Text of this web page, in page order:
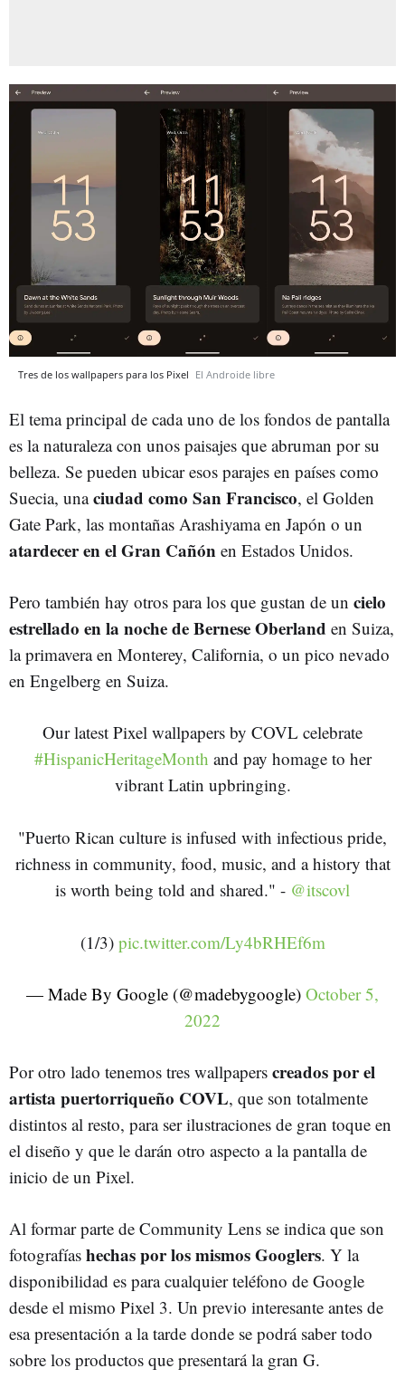
Tres de los wallpapers para los Pixel El Androide libre
El tema principal de cada uno de los fondos de pantalla
es la naturaleza con unos paisajes que abruman por su
belleza. Se pueden ubicar esos parajes en países como
Suecia, unaciudad como San Francisco, el Golden
Gate Park, las montañas Arashiyama en Japón o un
atardecer en el Gran Cañón en Estados Unidos.
Pero también hay otros para los que gustan de un cielo
estrellado en la noche de Bernese Oberland en Suiza,
la primavera en Monterey, California, o un pico nevado
en Engelberg en Suiza.
Our latest Pixel wallpapers by COVL celebrate
#HispanicHeritageMonth and pay homage to her
vibrant Latin upbringing.
"Puerto Rican culture is infused with infectious pride,
richness in community, food, music, and a history that
is worth being told and shared." - @itscovl
(1/3) pic.twitter.com/Ly4bRHEf6m
— Made By Google (@madebygoogle) October 5,
2022
Por otro lado tenemos tres wallpapers creados por el
artista puertorriqueño COVL, que son totalmente
distintos al resto, para ser ilustraciones de gran toque en
el diseño y que le darán otro aspecto a la pantalla de
inicio de un Pixel.
Al formar parte de Community Lens se indica que son
fotografías hechas por los mismos Googlers. Y la
disponibilidad es para cualquier teléfono de Google
desde el mismo Pixel 3. Un previo interesante antes de
esa presentación a la tarde donde se podrá saber todo
sobre los productos que presentará la gran G.